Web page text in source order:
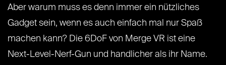
Aber warum muss es denn immer ein nützliches
Gadget sein, wenn es auch einfach mal nur Spaß
machen kann? Die 6DoF von Merge VR ist eine
Next-Level-Nerf-Gun und handlicher als ihr Name.